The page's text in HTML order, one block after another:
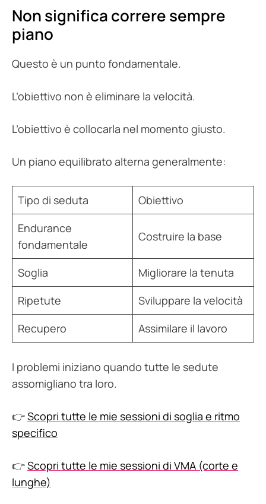
Non significa correre sempre
piano
Questo è un punto fondamentale.
L’obiettivo non è eliminare la velocità.
L’obiettivo è collocarla nel momento giusto.
Un piano equilibrato alterna generalmente:
Tipo di seduta
Obiettivo
Endurance
fondamentale
Costruire la base
Soglia
Migliorare la tenuta
Ripetute
Sviluppare la velocità
Recupero
Assimilare il lavoro
I problemi iniziano quando tutte le sedute
assomigliano tra loro.
👉Scopri tutte le mie sessioni di soglia e ritmo
specifico
👉Scopri tutte le mie sessioni di VMA (corte e
lunghe)